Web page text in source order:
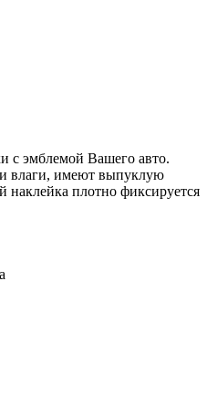
с эмблемой Вашего авто.
влаги, имеют выпуклую
наклейка плотно фиксируется